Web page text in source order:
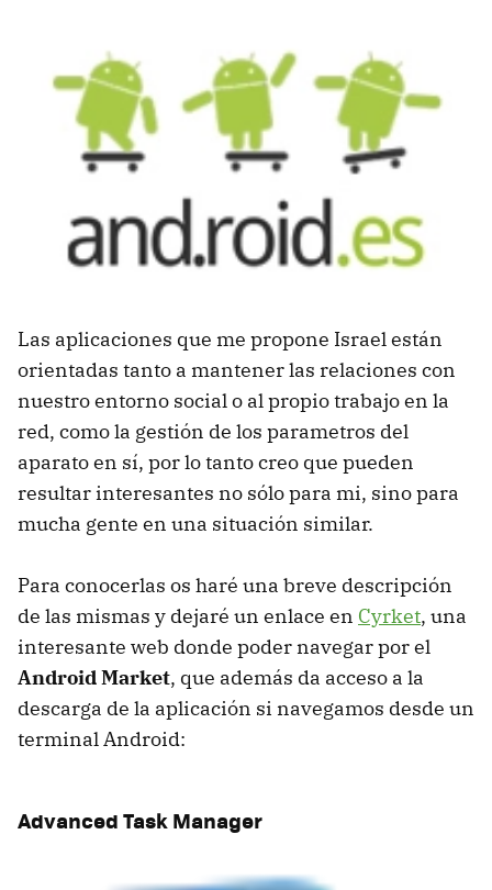
Las aplicaciones que me propone Israel están
orientadas tanto a mantener las relaciones con
nuestro entorno social o al propio trabajo en la
red, como la gestión de los parametros del
aparato en sí, por lo tanto creo que pueden
resultar interesantes no sólo para mi, sino para
mucha gente en una situación similar.
Para conocerlas os haré una breve descripción
de las mismas y dejaré un enlace en Cyrket, una
interesante web donde poder navegar por el
Android Market, que además da acceso a la
descarga de la aplicación si navegamos desde un
terminal Android:
Advanced Task Manager